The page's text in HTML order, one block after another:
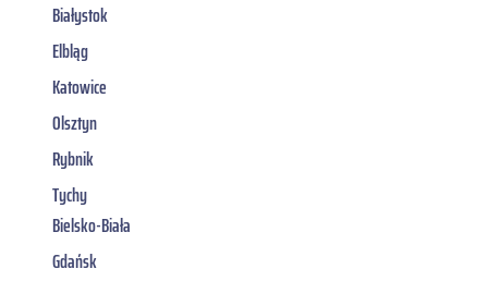
Białystok
Elbląg
Katowice
Olsztyn
Rybnik
Tychy
Bielsko-Biała
Gdańsk